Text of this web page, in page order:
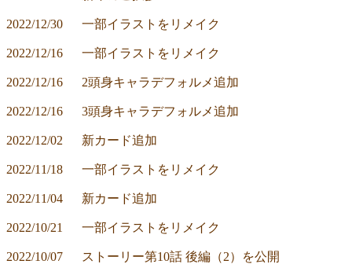
2022/12/30	一部イラストをリメイク
2022/12/16	一部イラストをリメイク
2022/12/16	2頭身キャラデフォルメ追加
2022/12/16	3頭身キャラデフォルメ追加
2022/12/02	新カード追加
2022/11/18	一部イラストをリメイク
2022/11/04	新カード追加
2022/10/21	一部イラストをリメイク
2022/10/07	ストーリー第10話 後編（2）を公開